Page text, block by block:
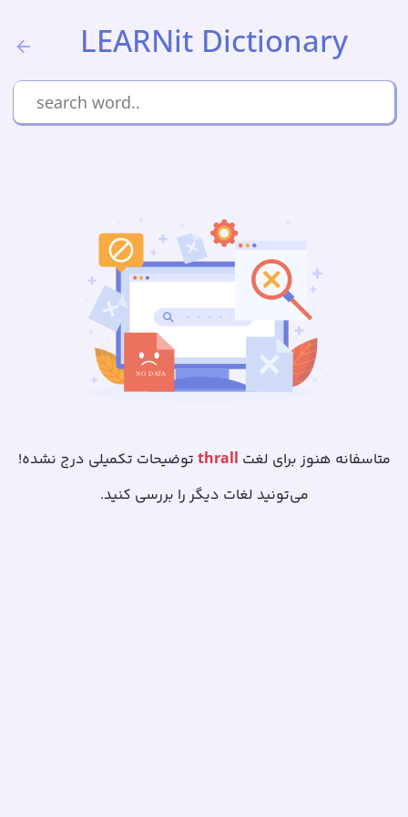
LEARNit Dictionary
متاسفانه هنوز برای لغت thrall توضیحات تکمیلی درج نشده!
می‌تونید لغات دیگر را بررسی کنید.